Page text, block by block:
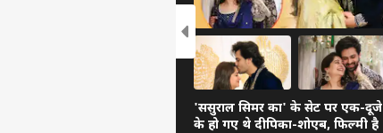
'ससुराल सिमर का' के सेट पर एक-दूजे
के हो गए थे दीपिका-शोएब, फिल्मी है